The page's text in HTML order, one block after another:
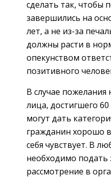
сделать так, чтобы
завершились на
лет, а не из-за
должны расти в
опекунством
позитивного
В случае пожелания
лица, достигшего
могут дать
гражданин хорошо
себя чувствует. В
необходимо подать
рассмотрение в